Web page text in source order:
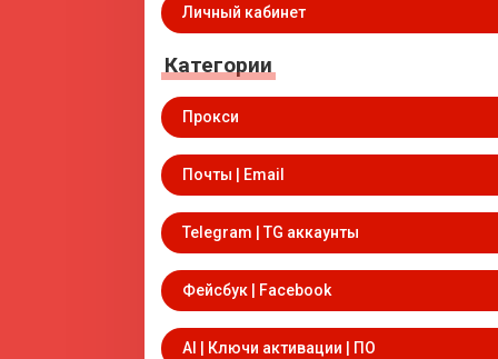
Личный кабинет
Категории
Прокси
Почты | Email
Telegram | TG аккаунты
Фейсбук | Facebook
AI | Ключи активации | ПО